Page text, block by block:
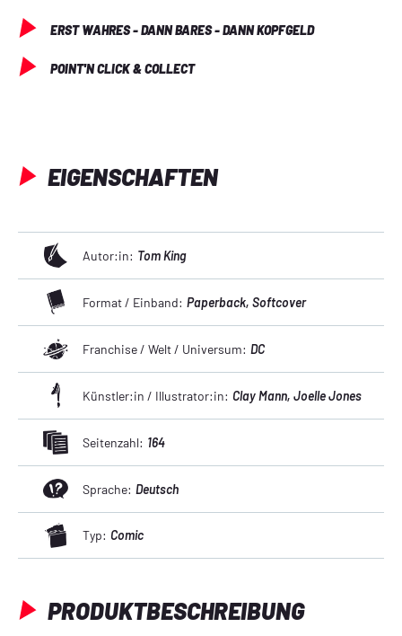
ERST WAHRES - DANN BARES - DANN KOPFGELD
POINT'N CLICK & COLLECT
PRODUKTBESCHREIBUNG
EIGENSCHAFTEN
Autor:in: Tom King
Format / Einband: Paperback, Softcover
Franchise / Welt / Universum: DC
Künstler:in / Illustrator:in: Clay Mann, Joelle Jones
Seitenzahl: 164
Sprache: Deutsch
Typ: Comic